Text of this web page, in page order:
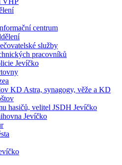
centrum
služby
pracovníků
Jevíčko
KD Astra, synagogy, věže a KD
hasičů, velitel JSDH Jevíčko
Jevíčko